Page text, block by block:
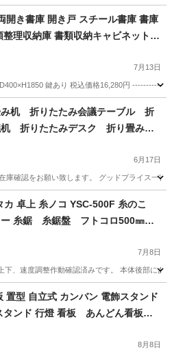
コクヨ
開き書庫 開き戸 スチール書庫 書庫
整理収納庫 書類収納キャビネット 5
KOKUYO 愛知 岐
グッドプライス一宮
7月13日
鍵あり 税込価格16,280円
机 折りたたみ会議テーブル 折
机 折りたたみデスク 折り畳み会
古屋 岐阜 各務ヶ原 岐南町
ドプライス一宮
6月17日
確認をお願い致します。 グッドプライス
ップ 買取
カ 卓上 糸ノコ YSC-500F 糸のこ
ー 糸鋸 糸鋸盤 フトコロ500㎜
名古屋 稲沢 江南 岩倉 岐阜 羽島 各
知 グッドプライス一宮
7月8日
下、速度調整作動確認済みです。 本体後部に
置型 自立式 カンバン 電飾スタンド
タンド 行燈 看板 あんどん看板
名古屋 稲沢 江南 岩倉 岐阜 羽島 各
知 グッドプライス一宮
8月8日